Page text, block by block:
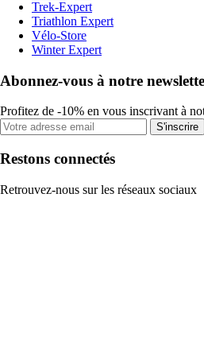
Trek-Expert
Triathlon Expert
Vélo-Store
Winter Expert
Abonnez-vous à notre
Profitez de -10% en vous inscrivant à
S'inscrire
Restons connectés
Retrouvez-nous sur les réseaux sociaux